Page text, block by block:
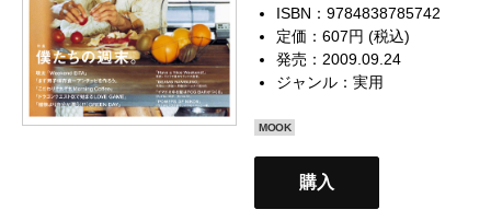
ISBN：9784838785742
定価：607円 (税込)
発売：2009.09.24
ジャンル：実用
MOOK
購入